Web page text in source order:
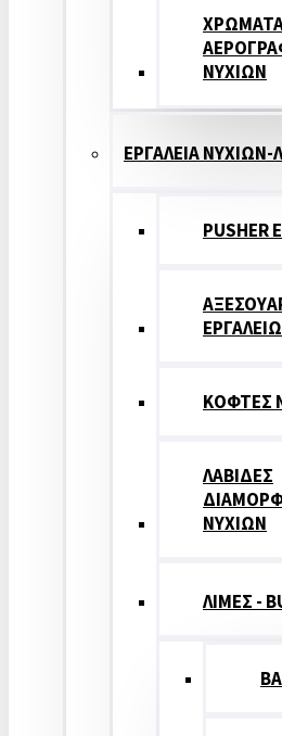
ΝΥΧΙΩΝ
ΕΡΓΑΛΕΙΑ ΝΥΧΙΩΝ-
ΚΟΦΤΕΣ
ΛΑΒΙΔΕΣ
ΝΥΧΙΩΝ
ΛΙΜΕΣ -